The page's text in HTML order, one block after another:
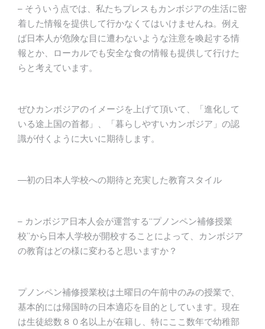
– そういう点では、私たちプレスもカンボジアの生活に密
着した情報を提供して行かなくてはいけませんね。例え
ば日本人が危険な目に遭わないような注意を喚起する情
報とか、ローカルでも安全な食の情報も提供して行けた
らと考えています。
ぜひカンボジアのイメージを上げて頂いて、「進化して
いる途上国の首都」、「暮らしやすいカンボジア」の認
識が付くように大いに期待します。
―初の日本人学校への期待と充実した教育スタイル
– カンボジア日本人会が運営する“プノンペン補修授業
校”から日本人学校が開校することによって、カンボジア
の教育はどの様に変わると思いますか？
プノンペン補修授業校は土曜日の午前中のみの授業で、
基本的には帰国時の日本適応を目的としています。現在
は生徒総数８０名以上が在籍し、特にここ数年で幼稚部